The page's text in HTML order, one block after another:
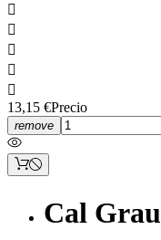





13,15 €Precio
remove
Cal Grau